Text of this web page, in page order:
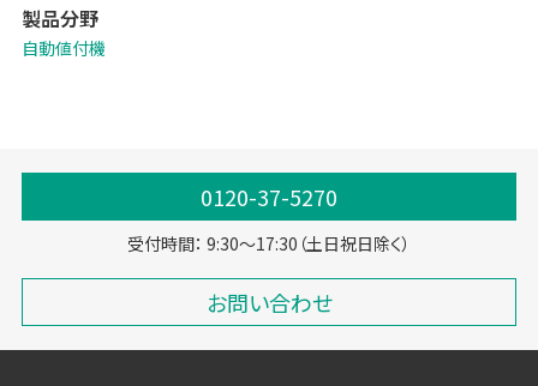
製品分野
自動値付機
0120-37-5270
受付時間： 9:30～17:30（土日祝日除く）
お問い合わせ